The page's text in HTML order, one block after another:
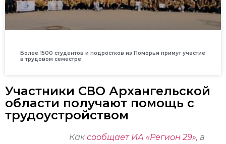
Более 1500 студентов и подростков из Поморья примут участие
в трудовом семестре
Участники СВО Архангельской
области получают помощь с
трудоустройством
Каксообщает ИА «Регион 29», в